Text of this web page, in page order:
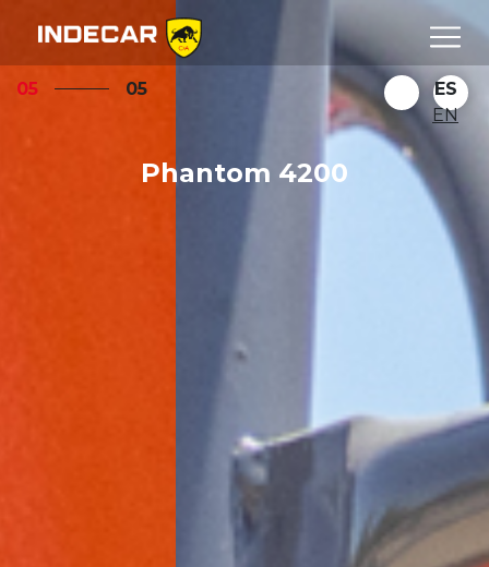
ES
EN
05 05
Phantom 4200